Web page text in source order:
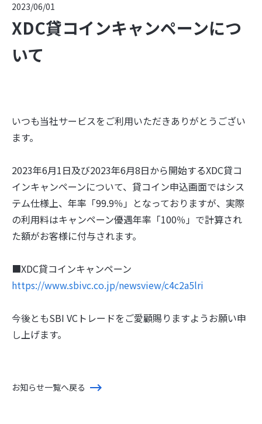
2023/06/01
XDC貸コインキャンペーンにつ
いて
いつも当社サービスをご利用いただきありがとうござい
ます。
2023年6月1日及び2023年6月8日から開始するXDC貸コ
インキャンペーンについて、貸コイン申込画面ではシス
テム仕様上、年率「99.9％」となっておりますが、実際
の利用料はキャンペーン優遇年率「100％」で計算され
た額がお客様に付与されます。
■XDC貸コインキャンペーン
https://www.sbivc.co.jp/newsview/c4c2a5lri
今後ともSBI VCトレードをご愛顧賜りますようお願い申
し上げます。
お知らせ一覧へ戻る